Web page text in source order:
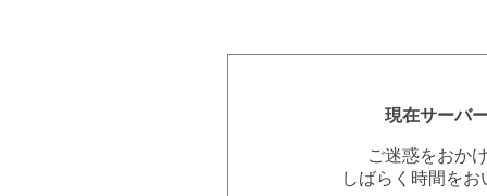
現在サーバ
ご迷惑をおか
しばらく時間を